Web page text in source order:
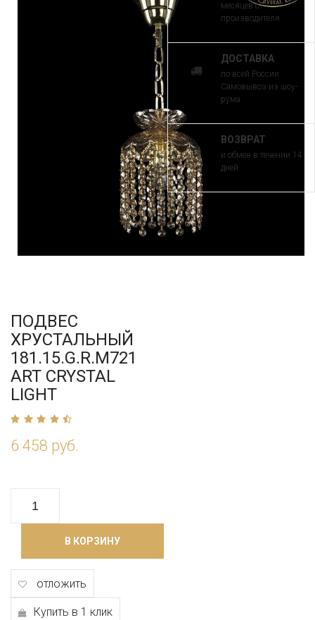
ПОДВЕС
ХРУСТАЛЬНЫЙ
181.15.G.R.M721
ART CRYSTAL
LIGHT
6 458 руб.
В КОРЗИНУ
отложить
Купить в 1 клик
месяцев от
производителя
ДОСТАВКА
по всей России.
Самовывоз из шоу-
рума
ВОЗВРАТ
и обмен в течении 14
дней